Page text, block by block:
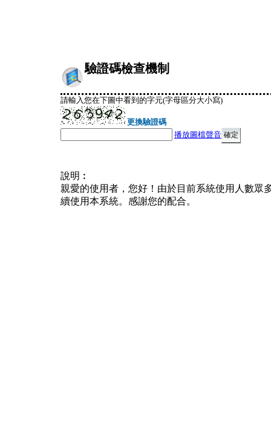
驗證碼檢查機制
請輸入您在下圖中看到的字元(字母區分大小寫)
更換驗證碼
播放圖檔聲音
說明︰
親愛的使用者，您好！由於目前系統使用人數眾
續使用本系統。感謝您的配合。